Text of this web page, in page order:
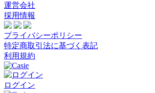
運営会社
採用情報
プライバシーポリシー
特定商取引法に基づく表記
利用規約
ログイン